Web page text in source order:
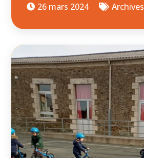
26 mars 2024 Archives